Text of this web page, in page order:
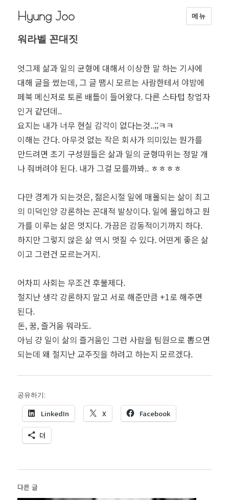
Hyung Joo 메뉴
워라벨 꼰대짓
엇그제 삶과 일의 균형에 대해서 이상한 말 하는 기사에
대해 글을 썼는데, 그 글 땜시 모르는 사람한테서 야밤에
페북 메신저로 토론 배틀이 들어왔다. 다른 스타텁 창업자
인거 같던데..
요지는 내가 너무 현실 감각이 없다는것..;;ㅋㅋ
이해는 간다. 아무것 없는 작은 회사가 의미있는 뭔가를
만드려면 초기 구성원들은 삶과 일의 균형따위는 정말 개
나 줘버려야 된다. 내가 그걸 모를까봐.. ㅎㅎㅎㅎ
다만 경계가 되는것은, 젊은시절 일에 매몰되는 삶이 최고
의 미덕인양 강론하는 꼰대적 발상이다. 일에 몰입하고 뭔
가를 이루는 삶은 멋지다. 가끔은 감동적이기까지 하다.
하지만 그렇지 않은 삶 역시 멋질 수 있다. 어떤게 좋은 삶
이고 그런건 모르는거지.
어차피 사회는 무조건 후불제다.
철지난 생각 강론하지 말고 서로 해준만큼 +1로 해주면
된다.
돈, 꿈, 즐거움 뭐라도.
아님 걍 일이 삶의 즐거움인 그런 사람을 팀원으로 뽑으면
되는데 왜 철지난 교주짓을 하려고 하는지 모르겠다.
공유하기:
LinkedIn X Facebook
더
다른 글